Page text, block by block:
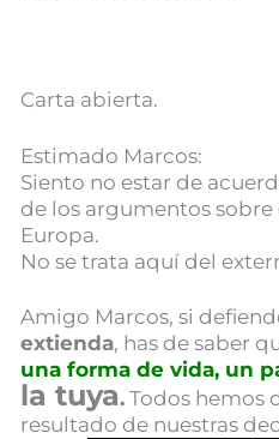
Carta abierta.
Estimado Marcos:
Siento no estar de
de los argumentos sobre
Europa.
No se trata aquí del
Amigo Marcos, si
extienda, has de saber
una forma de vida, un
la tuya. Todos hemos
resultado de nuestras